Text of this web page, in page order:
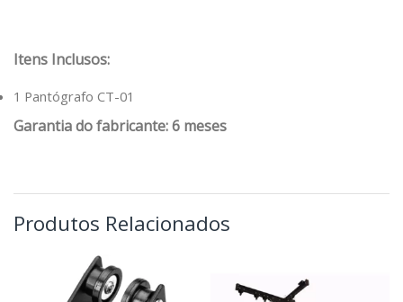
Itens Inclusos:
1 Pantógrafo CT-01
Garantia do fabricante: 6 meses
Produtos Relacionados